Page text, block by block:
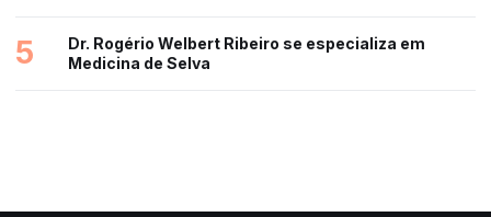
5
Dr. Rogério Welbert Ribeiro se especializa em
Medicina de Selva